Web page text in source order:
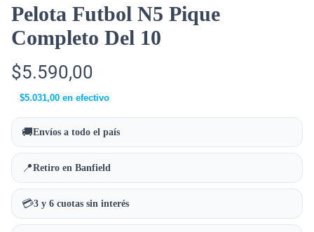
Pelota Futbol N5 Pique
Completo Del 10
$5.590,00
$5.031,00 en efectivo
🚚Envíos a todo el país
📍Retiro en Banfield
💳3 y 6 cuotas sin interés